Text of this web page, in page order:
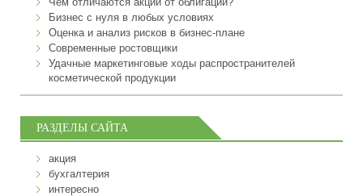
Бизнес с нуля в любых условиях
Оценка и анализ рисков в бизнес-плане
Современные ростовщики
Удачные маркетинговые ходы распространителей
косметической продукции
РАЗДЕЛЫ САЙТА
акция
бухгалтерия
интересно